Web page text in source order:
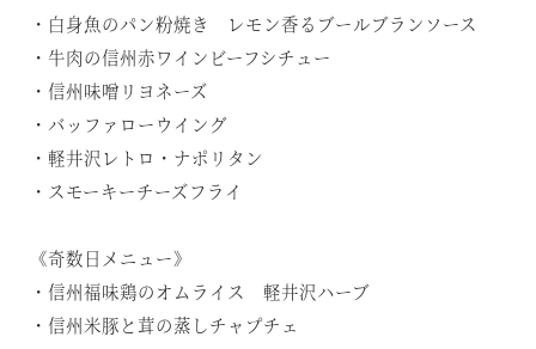
・白身魚のパン粉焼き レモン香るブールブランソース
・牛肉の信州赤ワインビーフシチュー
・信州味噌リヨネーズ
・バッファローウイング
・軽井沢レトロ・ナポリタン
・スモーキーチーズフライ
《奇数日メニュー》
・信州福味鶏のオムライス 軽井沢ハーブ
・信州米豚と茸の蒸しチャプチェ